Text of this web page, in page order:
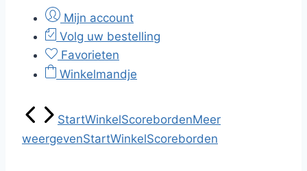
Mijn account
Volg uw bestelling
Favorieten
Winkelmandje
StartWinkelScorebordenMeer
weergevenStartWinkelScoreborden